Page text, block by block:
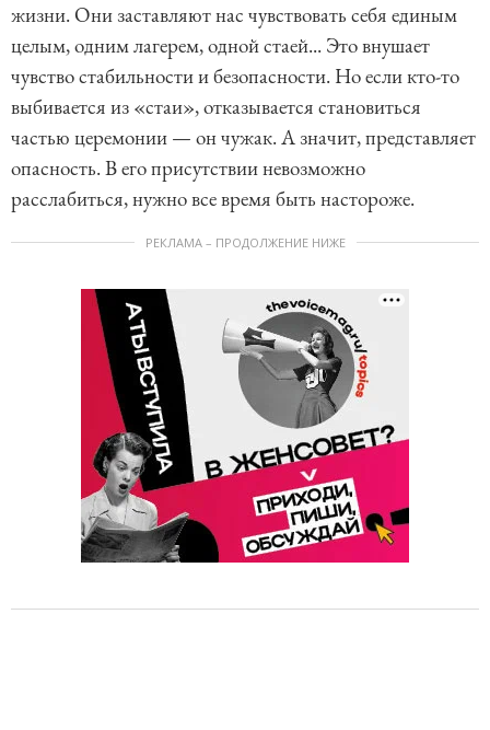
жизни. Они заставляют нас чувствовать себя единым
целым, одним лагерем, одной стаей... Это внушает
чувство стабильности и безопасности. Но если кто-то
выбивается из «стаи», отказывается становиться
частью церемонии — он чужак. А значит, представляет
опасность. В его присутствии невозможно
расслабиться, нужно все время быть настороже.
РЕКЛАМА – ПРОДОЛЖЕНИЕ НИЖЕ